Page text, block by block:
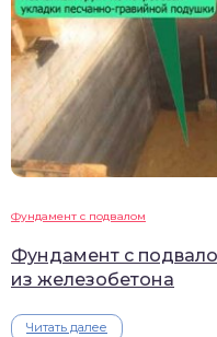
Фундамент с подвалом
Фундамент с
из железобетона
Читать далее